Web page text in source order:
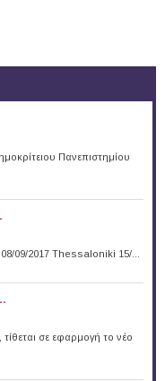
Πανεπιστημίου
09/2017 Thessaloniki 15/...
σε εφαρμογή το νέο